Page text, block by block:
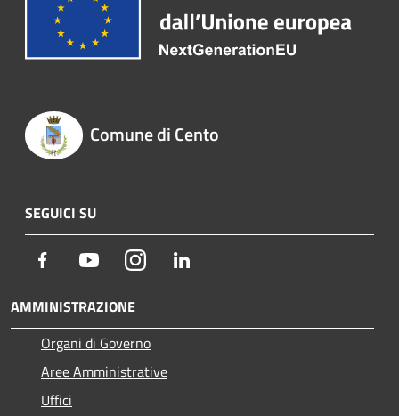
Comune di Cento
SEGUICI SU
Facebook YoutubeInstagram
AMMINISTRAZIONE
Organi di Governo
Aree Amministrative
Uffici